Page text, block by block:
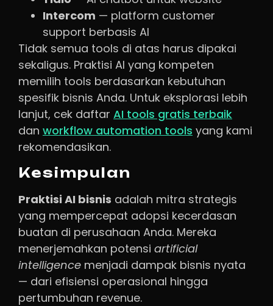
Intercom — platform customer
support berbasis AI
Tidak semua tools di atas harus dipakai
sekaligus. Praktisi AI yang kompeten
memilih tools berdasarkan kebutuhan
spesifik bisnis Anda. Untuk eksplorasi lebih
lanjut, cek daftar AI tools gratis terbaik
dan workflow automation tools yang kami
rekomendasikan.
Kesimpulan
Praktisi AI bisnis adalah mitra strategis
yang mempercepat adopsi kecerdasan
buatan di perusahaan Anda. Mereka
menerjemahkan potensi artificial
intelligence menjadi dampak bisnis nyata
— dari efisiensi operasional hingga
pertumbuhan revenue.